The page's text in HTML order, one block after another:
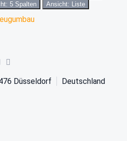
5 Spalten Ansicht: Liste
Düsseldorf Deutschland